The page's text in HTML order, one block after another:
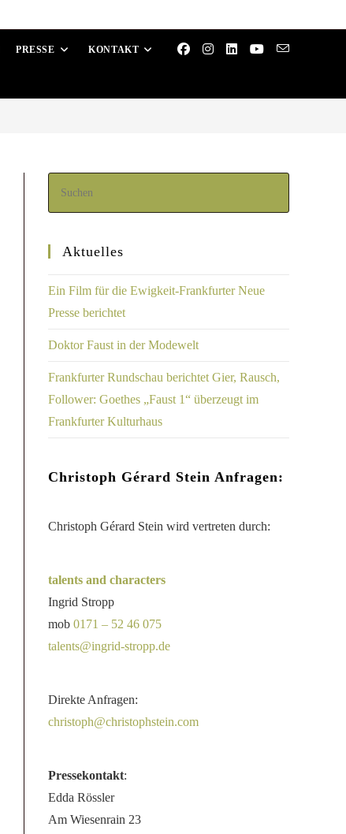
PRESSE KONTAKT
Aktuelles
Ein Film für die Ewigkeit-Frankfurter Neue
Presse berichtet
Doktor Faust in der Modewelt
Frankfurter Rundschau berichtet Gier, Rausch,
Follower: Goethes „Faust 1“ überzeugt im
Frankfurter Kulturhaus
Christoph Gérard Stein Anfragen:
Christoph Gérard Stein wird vertreten durch:
talents and characters
Ingrid Stropp
mob 0171 – 52 46 075
talents@ingrid-stropp.de
Direkte Anfragen:
christoph@christophstein.com
Pressekontakt:
Edda Rössler
Am Wiesenrain 23